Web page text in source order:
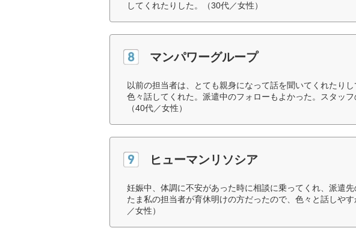
してくれたりした。（30代／女性）
マンパワーグループ
以前の担当者は、とても親身になって話を聞いてくれたり
色々話してくれた。派遣中のフォローもよかった。スタッフ
（40代／女性）
ヒューマンリソシア
妊娠中、体調に不安があった時に相談に乗ってくれ、派遣
たま私の担当者が育休明けの方だったので、色々と話しや
／女性）